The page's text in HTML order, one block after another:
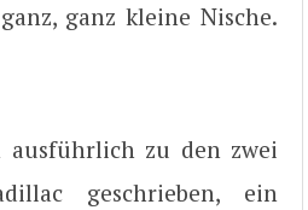
ganz kleine Nische.
ausführlich zu den zwei
geschrieben, ein